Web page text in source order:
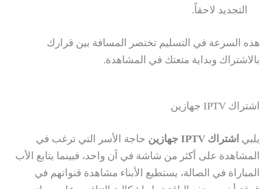
التجديد لاحقاً.
هذه السرعة في التسليم تختصر المسافة بين قرارك
بالاشتراك وبداية متعتك في المشاهدة.
اشتراك IPTV جهازين
يلبي اشتراك IPTV جهازين
حاجة الأسر التي ترغب في
المشاهدة على أكثر من شاشة في آن واحد، فبينما يتابع الأب
المباراة في الصالة، يستطيع الأبناء مشاهدة قنواتهم في